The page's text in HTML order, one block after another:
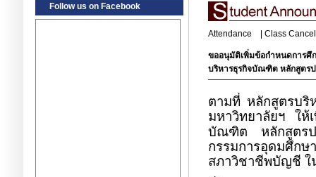
Follow us on Facebook
Attendance Class
ขออนุมัติเพิ่มข้อกำหนดการศึ
บริหารธุรกิจบัณฑิต หลักสูตรป
ตามที่ หลักสูตรบริ
มหาวิทยาลัยฯ ให้
บัณฑิต หลักสูตรป
กรรมการอุดมศึกษ
สภาวิชาชีพบัญชี ใ